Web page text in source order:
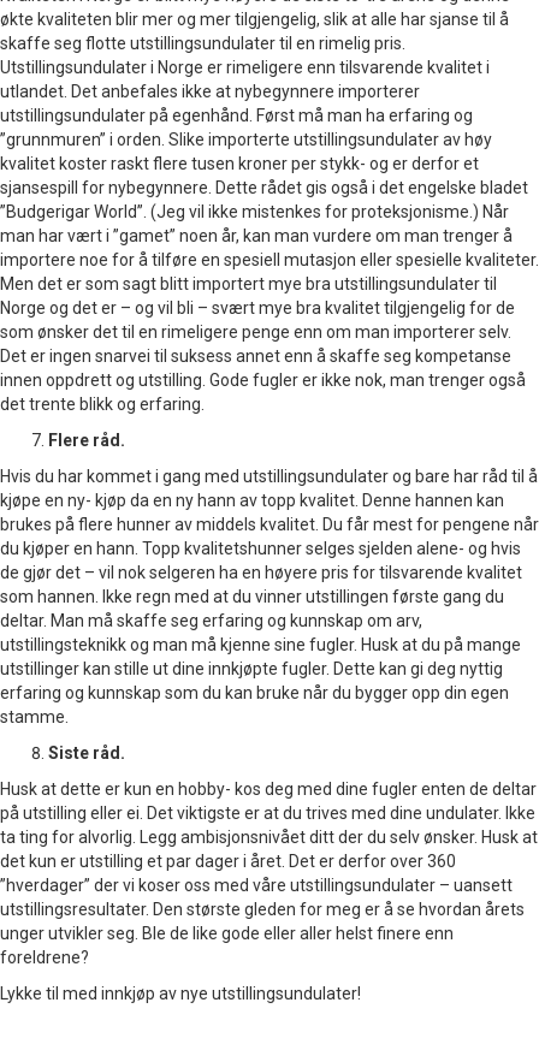
økte kvaliteten blir mer og mer tilgjengelig, slik at alle har sjanse til å
skaffe seg flotte utstillingsundulater til en rimelig pris.
Utstillingsundulater i Norge er rimeligere enn tilsvarende kvalitet i
utlandet. Det anbefales ikke at nybegynnere importerer
utstillingsundulater på egenhånd. Først må man ha erfaring og
”grunnmuren” i orden. Slike importerte utstillingsundulater av høy
kvalitet koster raskt flere tusen kroner per stykk- og er derfor et
sjansespill for nybegynnere. Dette rådet gis også i det engelske bladet
”Budgerigar World”. (Jeg vil ikke mistenkes for proteksjonisme.) Når
man har vært i ”gamet” noen år, kan man vurdere om man trenger å
importere noe for å tilføre en spesiell mutasjon eller spesielle kvaliteter.
Men det er som sagt blitt importert mye bra utstillingsundulater til
Norge og det er – og vil bli – svært mye bra kvalitet tilgjengelig for de
som ønsker det til en rimeligere penge enn om man importerer selv.
Det er ingen snarvei til suksess annet enn å skaffe seg kompetanse
innen oppdrett og utstilling. Gode fugler er ikke nok, man trenger også
det trente blikk og erfaring.
Flere råd.
Hvis du har kommet i gang med utstillingsundulater og bare har råd til å
kjøpe en ny- kjøp da en ny hann av topp kvalitet. Denne hannen kan
brukes på flere hunner av middels kvalitet. Du får mest for pengene når
du kjøper en hann. Topp kvalitetshunner selges sjelden alene- og hvis
de gjør det – vil nok selgeren ha en høyere pris for tilsvarende kvalitet
som hannen. Ikke regn med at du vinner utstillingen første gang du
deltar. Man må skaffe seg erfaring og kunnskap om arv,
utstillingsteknikk og man må kjenne sine fugler. Husk at du på mange
utstillinger kan stille ut dine innkjøpte fugler. Dette kan gi deg nyttig
erfaring og kunnskap som du kan bruke når du bygger opp din egen
stamme.
Siste råd.
Husk at dette er kun en hobby- kos deg med dine fugler enten de deltar
på utstilling eller ei. Det viktigste er at du trives med dine undulater. Ikke
ta ting for alvorlig. Legg ambisjonsnivået ditt der du selv ønsker. Husk at
det kun er utstilling et par dager i året. Det er derfor over 360
”hverdager” der vi koser oss med våre utstillingsundulater – uansett
utstillingsresultater. Den største gleden for meg er å se hvordan årets
unger utvikler seg. Ble de like gode eller aller helst finere enn
foreldrene?
Lykke til med innkjøp av nye utstillingsundulater!